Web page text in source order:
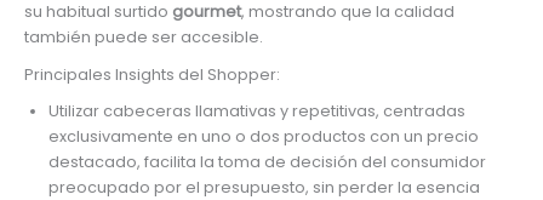
su habitual surtido gourmet, mostrando que la calidad
también puede ser accesible.
Principales Insights del Shopper:
Utilizar cabeceras llamativas y repetitivas, centradas
exclusivamente en uno o dos productos con un precio
destacado, facilita la toma de decisión del consumidor
preocupado por el presupuesto, sin perder la esencia